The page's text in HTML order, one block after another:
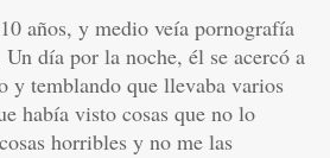
años, y medio veía pornografía
día por la noche, él se acercó a
y temblando que llevaba varios
había visto cosas que no lo
horribles y no me las